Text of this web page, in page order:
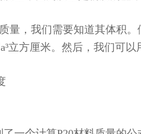
量，我们需要知道其体积
立方厘米。然后，我们可